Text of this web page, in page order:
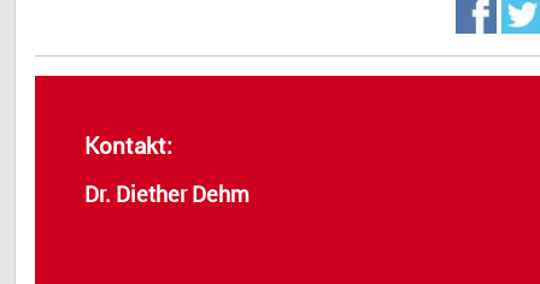
Kontakt:
Dr. Diether Dehm